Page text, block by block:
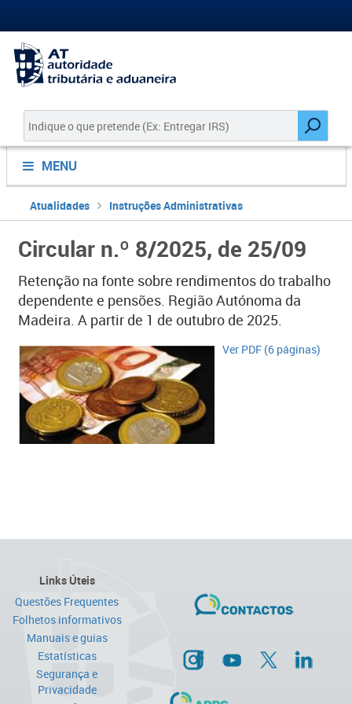
MENU
Atualidades Instruções Administrativas
Circular n.º 8/2025, de 25/09
Retenção na fonte sobre rendimentos do trabalho
dependente e pensões. Região Autónoma da
Madeira. A partir de 1 de outubro de 2025.
Ver PDF (6 páginas)​​​​
Links Úteis
Questões Frequentes
Folhetos informativos
Manuais e guias
Estatísticas
Segurança e
Privacidade